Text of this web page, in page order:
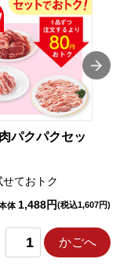
パクパクセッ
ておトク
体 1,488円(税込1,607円)
かごへ